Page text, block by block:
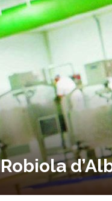
Robiola